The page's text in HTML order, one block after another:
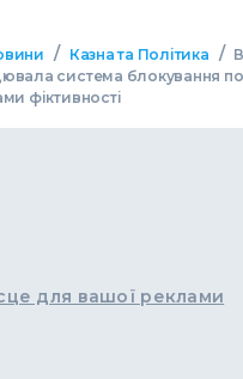
/ Казна та Політика /
система блокування
фіктивності
для вашої реклами